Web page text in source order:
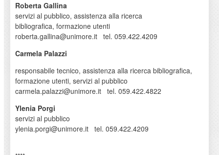
Roberta Gallina
servizi al pubblico, assistenza alla ricerca
bibliografica, formazione utenti
roberta.gallina@unimore.it tel. 059.422.4209
Carmela Palazzi
responsabile tecnico, assistenza alla ricerca bibliografica,
formazione utenti, servizi al pubblico
carmela.palazzi@unimore.it tel. 059.422.4822
Ylenia Porgi
servizi al pubblico
ylenia.porgi@unimore.it tel. 059.422.4209